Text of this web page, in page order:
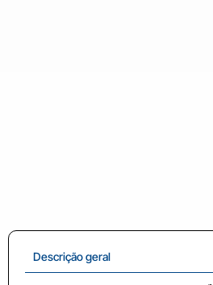
Descrição geral